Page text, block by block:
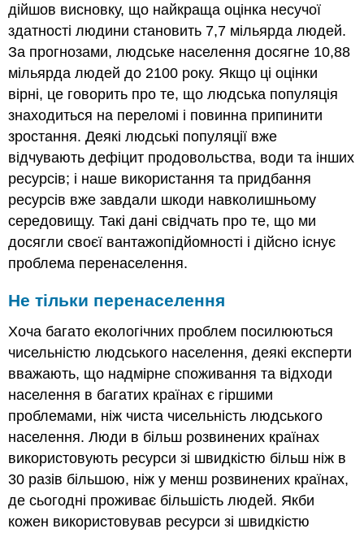
дійшов висновку, що найкраща оцінка несучої
здатності людини становить 7,7 мільярда людей.
За прогнозами, людське населення досягне 10,88
мільярда людей до 2100 року. Якщо ці оцінки
вірні, це говорить про те, що людська популяція
знаходиться на переломі і повинна припинити
зростання. Деякі людські популяції вже
відчувають дефіцит продовольства, води та інших
ресурсів; і наше використання та придбання
ресурсів вже завдали шкоди навколишньому
середовищу. Такі дані свідчать про те, що ми
досягли своєї вантажопідйомності і дійсно існує
проблема перенаселення.
Не тільки перенаселення
Хоча багато екологічних проблем посилюються
чисельністю людського населення, деякі експерти
вважають, що надмірне споживання та відходи
населення в багатих країнах є гіршими
проблемами, ніж чиста чисельність людського
населення. Люди в більш розвинених країнах
використовують ресурси зі швидкістю більш ніж в
30 разів більшою, ніж у менш розвинених країнах,
де сьогодні проживає більшість людей. Якби
кожен використовував ресурси зі швидкістю